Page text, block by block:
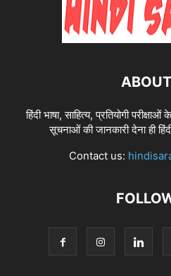
हिंदी भाषा, साहित्य, प्रतियोगी
सूचनाओं की जानकारी देना ही
Contact us: